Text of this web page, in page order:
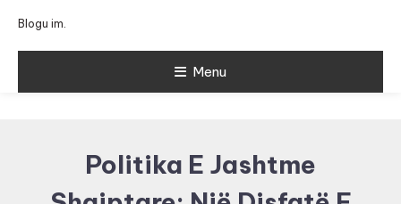
Blogu im.
Menu
Politika E Jashtme